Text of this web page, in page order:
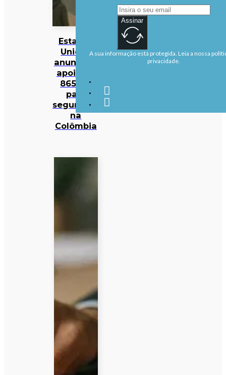
Estados
Unidos
anunciam
apoio de
865 ME
para
segurança
na
Colômbia
Assinar
A sua informação está protegida. Leia a nossa
privacidade.